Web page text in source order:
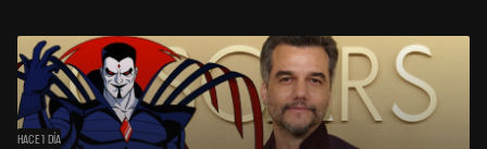
HACE 1 DÍA